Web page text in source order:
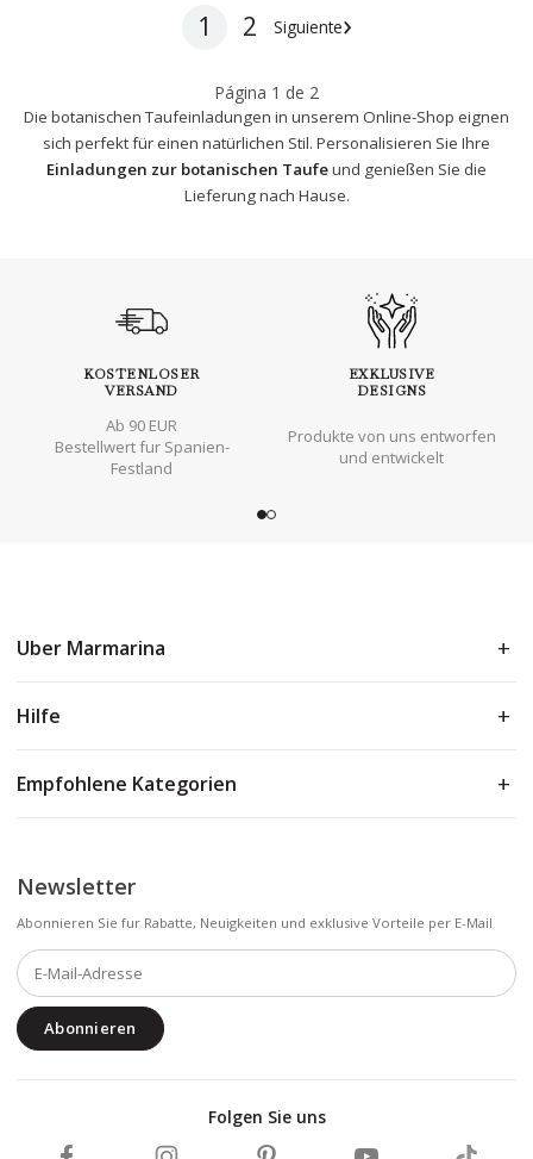
1 2 Siguiente›
Página 1 de 2
Die botanischen Taufeinladungen in unserem Online-Shop eignen
sich perfekt für einen natürlichen Stil. Personalisieren Sie Ihre
Einladungen zur botanischen Taufeund genießen Sie die
Lieferung nach Hause.
KOSTENLOSER
VERSAND
Ab 90 EUR
Bestellwert fur Spanien-
Festland
EXKLUSIVE
DESIGNS
Produkte von uns entworfen
und entwickelt
Uber Marmarina
Hilfe
Empfohlene Kategorien
Newsletter
Abonnieren Sie fur Rabatte, Neuigkeiten und exklusive Vorteile per E-Mail
Abonnieren
Folgen Sie uns